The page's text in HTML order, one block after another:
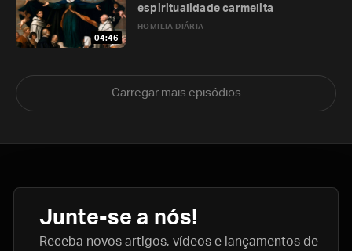
04:46
HOMILIA DIÁRIA
espiritualidade carmelita
Carregar mais episódios
Junte-se a nós!
Receba novos artigos, vídeos e lançamentos de